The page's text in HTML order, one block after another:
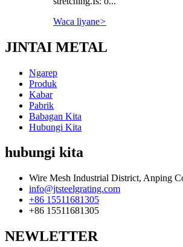
Waca liyane>
JINTAI METAL
Ngarep
Produk
Kabar
Pabrik
Babagan Kita
Hubungi Kita
hubungi kita
Wire Mesh Industrial District, Anping
info@jtsteelgrating.com
+86 15511681305
+86 15511681305
NEWLETTER